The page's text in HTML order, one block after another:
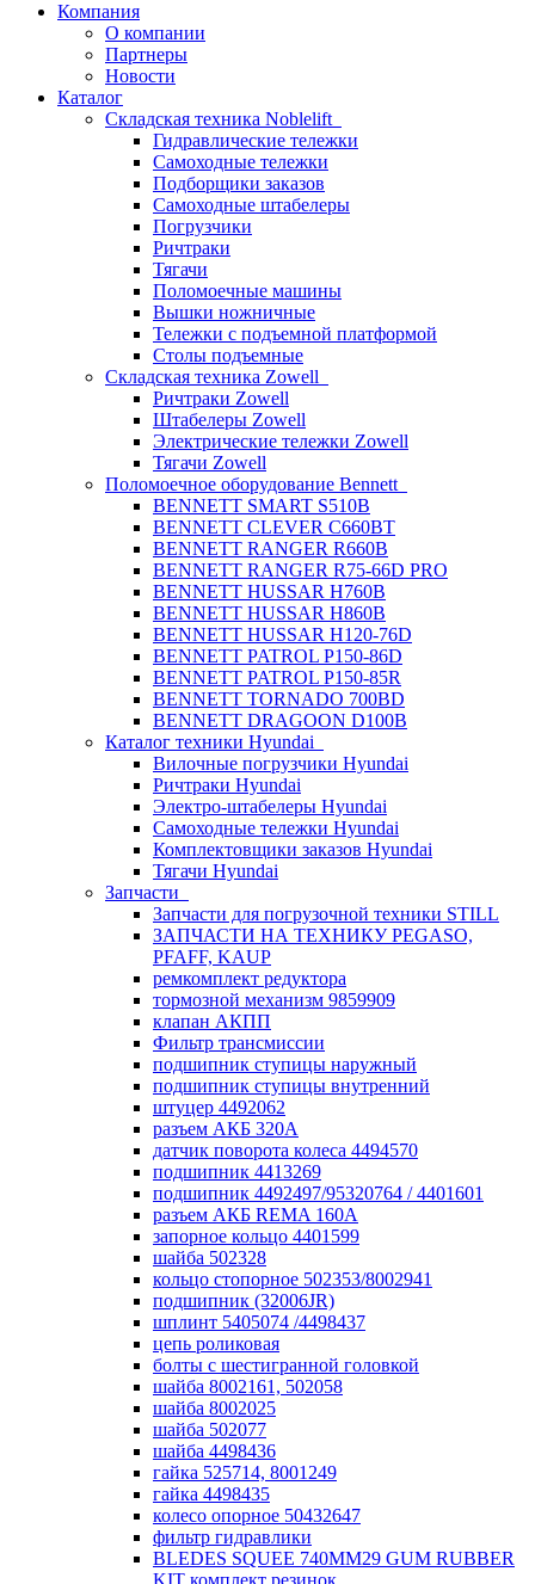
Компания
О компании
Партнеры
Новости
Каталог
Складская техника Noblelift
Гидравлические тележки
Самоходные тележки
Подборщики заказов
Самоходные штабелеры
Погрузчики
Ричтраки
Тягачи
Поломоечные машины
Вышки ножничные
Тележки с подъемной платформой
Столы подъемные
Складская техника Zowell
Ричтраки Zowell
Штабелеры Zowell
Электрические тележки Zowell
Тягачи Zowell
Поломоечное оборудование Bennett
BENNETT SMART S510B
BENNETT CLEVER C660BT
BENNETT RANGER R660B
BENNETT RANGER R75-66D PRO
BENNETT HUSSAR H760B
BENNETT HUSSAR H860B
BENNETT HUSSAR H120-76D
BENNETT PATROL P150-86D
BENNETT PATROL P150-85R
BENNETT TORNADO 700BD
BENNETT DRAGOON D100B
Каталог техники Hyundai
Вилочные погрузчики Hyundai
Ричтраки Hyundai
Электро-штабелеры Hyundai
Самоходные тележки Hyundai
Комплектовщики заказов Hyundai
Тягачи Hyundai
Запчасти
Запчасти для погрузочной техники STILL
ЗАПЧАСТИ НА ТЕХНИКУ PEGASO,
PFAFF, KAUP
ремкомплект редуктора
тормозной механизм 9859909
клапан АКПП
Фильтр трансмиссии
подшипник ступицы наружный
подшипник ступицы внутренний
штуцер 4492062
разъем АКБ 320А
датчик поворота колеса 4494570
подшипник 4413269
подшипник 4492497/95320764 / 4401601
разъем АКБ REMA 160А
запорное кольцо 4401599
шайба 502328
кольцо стопорное 502353/8002941
подшипник (32006JR)
шплинт 5405074 /4498437
цепь роликовая
болты с шестигранной головкой
шайба 8002161, 502058
шайба 8002025
шайба 502077
шайба 4498436
гайка 525714, 8001249
гайка 4498435
колесо опорное 50432647
фильтр гидравлики
BLEDES SQUEE 740MM29 GUM RUBBER
KIT комплект резинок